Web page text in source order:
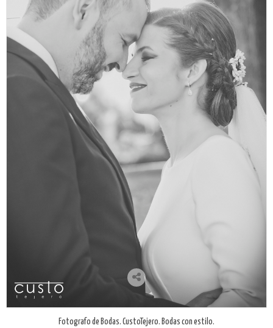
Fotografo de Bodas. CustoTejero. Bodas con estilo.